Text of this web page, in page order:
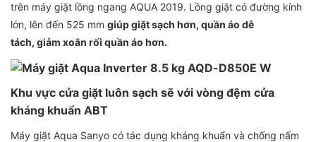
trên máy giặt lồng ngang AQUA 2019. Lồng giặt có đường kính
lớn, lên đến 525 mm giúp giặt sạch hơn, quần áo dễ
tách, giảm xoắn rối quần áo hơn.
Khu vực cửa giặt luôn sạch sẽ với vòng đệm cửa
kháng khuẩn ABT
Máy giặt Aqua Sanyo có tác dụng kháng khuẩn và chống nấm